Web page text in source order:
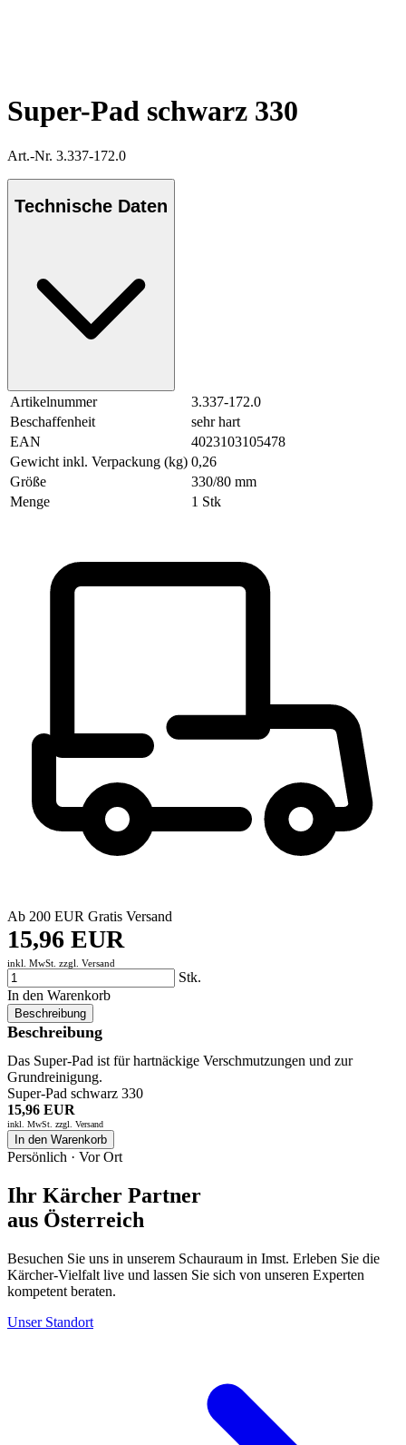
Super-Pad schwarz 330
Art.-Nr. 3.337-172.0
Technische Daten
Artikelnummer
3.337-172.0
Beschaffenheit
sehr hart
EAN
4023103105478
Gewicht inkl. Verpackung (kg) 0,26
Größe
330/80 mm
Menge
1 Stk
Ab 200 EUR Gratis Versand
15,96 EUR
inkl. MwSt. zzgl. Versand
Stk.
In den Warenkorb
Beschreibung
Beschreibung
Das Super-Pad ist für hartnäckige Verschmutzungen und zur
Grundreinigung.
Super-Pad schwarz 330
15,96 EUR
inkl. MwSt. zzgl. Versand
In den Warenkorb
Persönlich · Vor Ort
Ihr Kärcher Partner
aus Österreich
Besuchen Sie uns in unserem Schauraum in Imst. Erleben Sie die
Kärcher-Vielfalt live und lassen Sie sich von unseren Experten
kompetent beraten.
Unser Standort